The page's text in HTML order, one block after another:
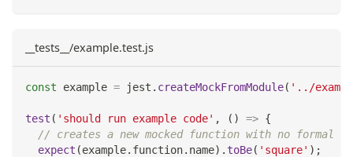
__tests__/example.test.js
const example = jest . createMockFromModule( '../
test ( 'should run example code' , ( ) => {
// creates a new mocked function with no formal
expect (example. function. name) . toBe( 'square' ) ;